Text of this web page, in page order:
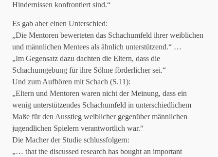
Hindernissen konfrontiert sind.“
Es gab aber einen Unterschied:
„Die Mentoren bewerteten das Schachumfeld ihrer weiblichen
und männlichen Mentees als ähnlich unterstützend.“ …
„Im Gegensatz dazu dachten die Eltern, dass die
Schachumgebung für ihre Söhne förderlicher sei.“
Und zum Aufhören mit Schach (S.11):
„Eltern und Mentoren waren nicht der Meinung, dass ein
wenig unterstützendes Schachumfeld in unterschiedlichem
Maße für den Ausstieg weiblicher gegenüber männlichen
jugendlichen Spielern verantwortlich war.“
Die Macher der Studie schlussfolgern:
„… that the discussed research has bought an important